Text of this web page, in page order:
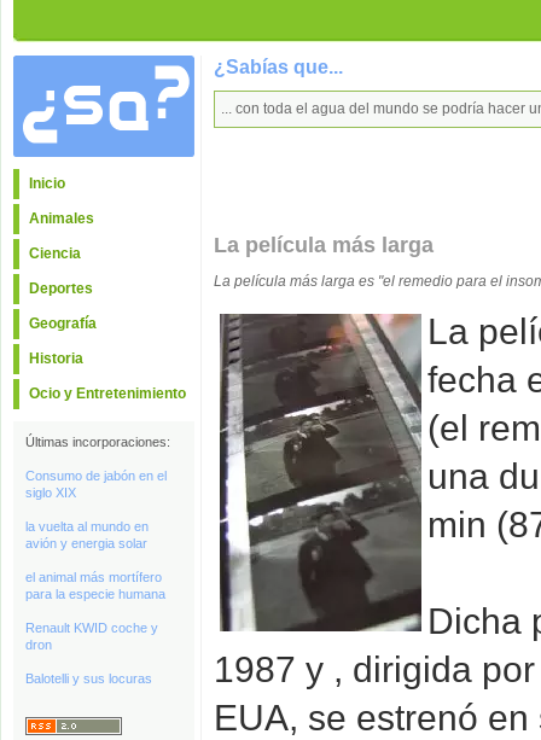
Inicio
Animales
Ciencia
Deportes
Geografía
Historia
Ocio y Entretenimiento
Últimas incorporaciones:
Consumo de jabón en el
siglo XIX
la vuelta al mundo en
avión y energia solar
el animal más mortífero
para la especie humana
Renault KWID coche y
dron
Balotelli y sus locuras
¿Sabías que...
... con toda el agua del mundo se podría hacer
La película más larga
La película más larga es "el remedio para el
La
fecha
(el
una
min
Dicha
1987 y , dirigida
EUA, se estrenó